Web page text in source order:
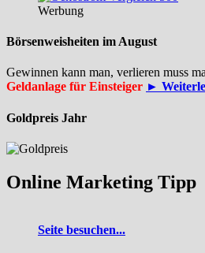
Werbung
Börsenweisheiten im August
Gewinnen kann man, verlieren muss
Geldanlage für Einsteiger ►
Goldpreis Jahr
Online Marketing Tipp
Seite besuchen...